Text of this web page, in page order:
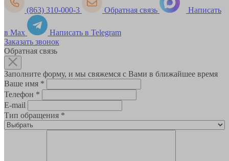
(863) 310-000-3 Обратная связь Написать
в Max
Написать в Telegram
Заказать звонок
Обратная связь
Заполните форму, и мы свяжемся с Вами в ближайшее время
Ваше имя *
Телефон *
E-mail
Тип обращения *